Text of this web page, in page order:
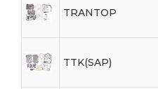
TRANTOP
TTK(SAP)